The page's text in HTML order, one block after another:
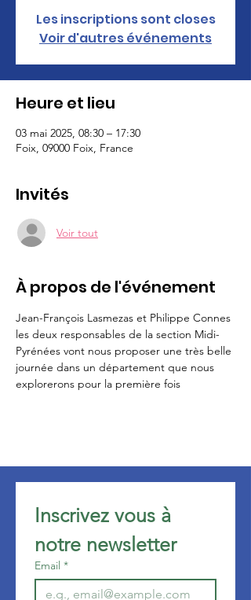
Les inscriptions sont closes
Voir d'autres événements
Heure et lieu
03 mai 2025, 08:30 – 17:30
Foix, 09000 Foix, France
Invités
Voir tout
À propos de l'événement
Jean-François Lasmezas et Philippe Connes
les deux responsables de la section Midi-
Pyrénées vont nous proposer une très belle
journée dans un département que nous
explorerons pour la première fois
Inscrivez vous à
notre newsletter
Email *